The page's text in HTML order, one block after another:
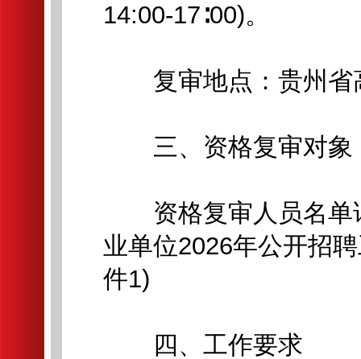
14:00-17∶00)。
复审地点：贵州省
三、资格复审对象
资格复审人员名单
业单位2026年公开招
件1)
四、工作要求